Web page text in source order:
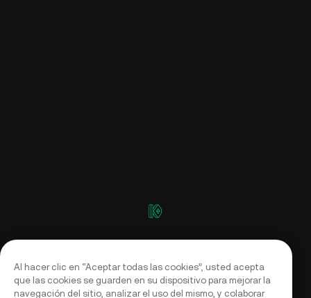
Al hacer clic en “Aceptar todas las cookies”, usted acepta
que las cookies se guarden en su dispositivo para mejorar la
navegación del sitio, analizar el uso del mismo, y colaborar